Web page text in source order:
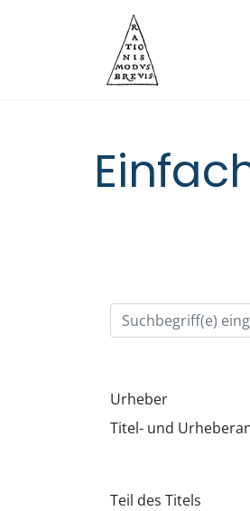
Urheber
Titel- und
Teil des Titels